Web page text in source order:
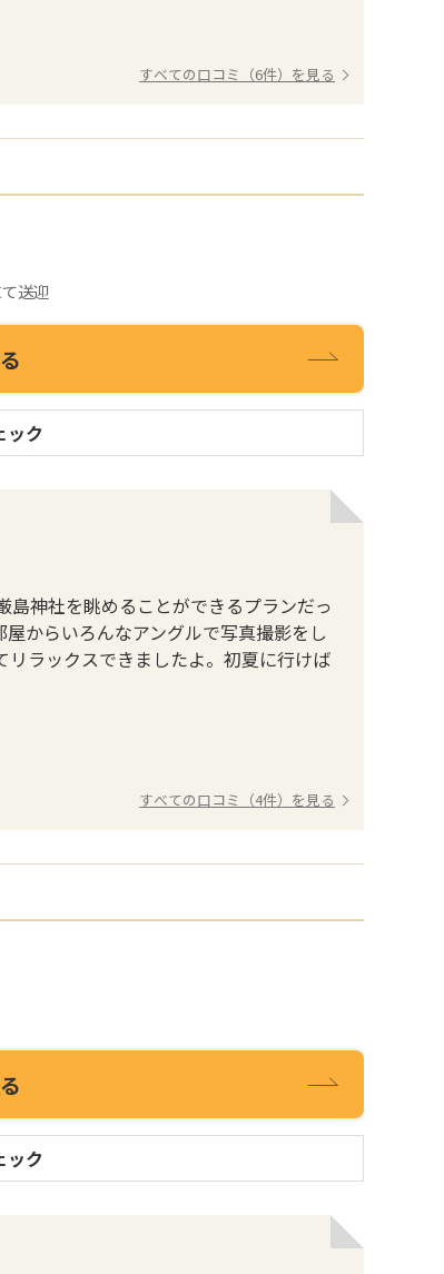
すべての口コミ（6件）を見る
送迎
ック
神社を眺めることができるプランだっ
からいろんなアングルで写真撮影をし
ラックスできましたよ。初夏に行けば
すべての口コミ（4件）を見る
ック